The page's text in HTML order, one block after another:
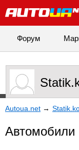
Форум
Autoua.net →
Автомобили